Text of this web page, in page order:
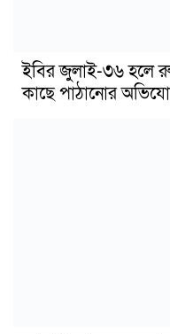
ইবির জুলাই-৩৬ হলে
কাছে পাঠানোর